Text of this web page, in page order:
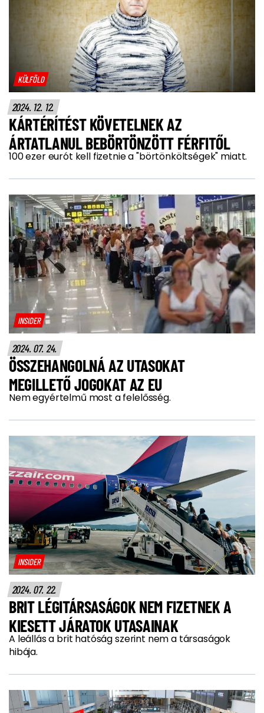
KÜLFÖLD
2024. 12. 12.
KÁRTÉRÍTÉST KÖVETELNEK AZ
ÁRTATLANUL BEBÖRTÖNZÖTT FÉRFITŐL
100 ezer eurót kell fizetnie a "börtönköltségek" miatt.
INSIDER
2024. 07. 24.
ÖSSZEHANGOLNÁ AZ UTASOKAT
MEGILLETŐ JOGOKAT AZ EU
Nem egyértelmű most a felelősség.
INSIDER
2024. 07. 22.
BRIT LÉGITÁRSASÁGOK NEM FIZETNEK A
KIESETT JÁRATOK UTASAINAK
A leállás a brit hatóság szerint nem a társaságok
hibája.